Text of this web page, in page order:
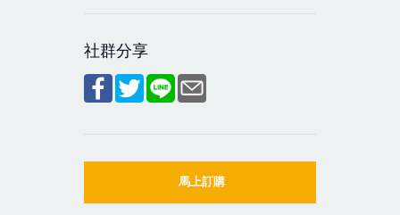
社群分享
馬上訂購